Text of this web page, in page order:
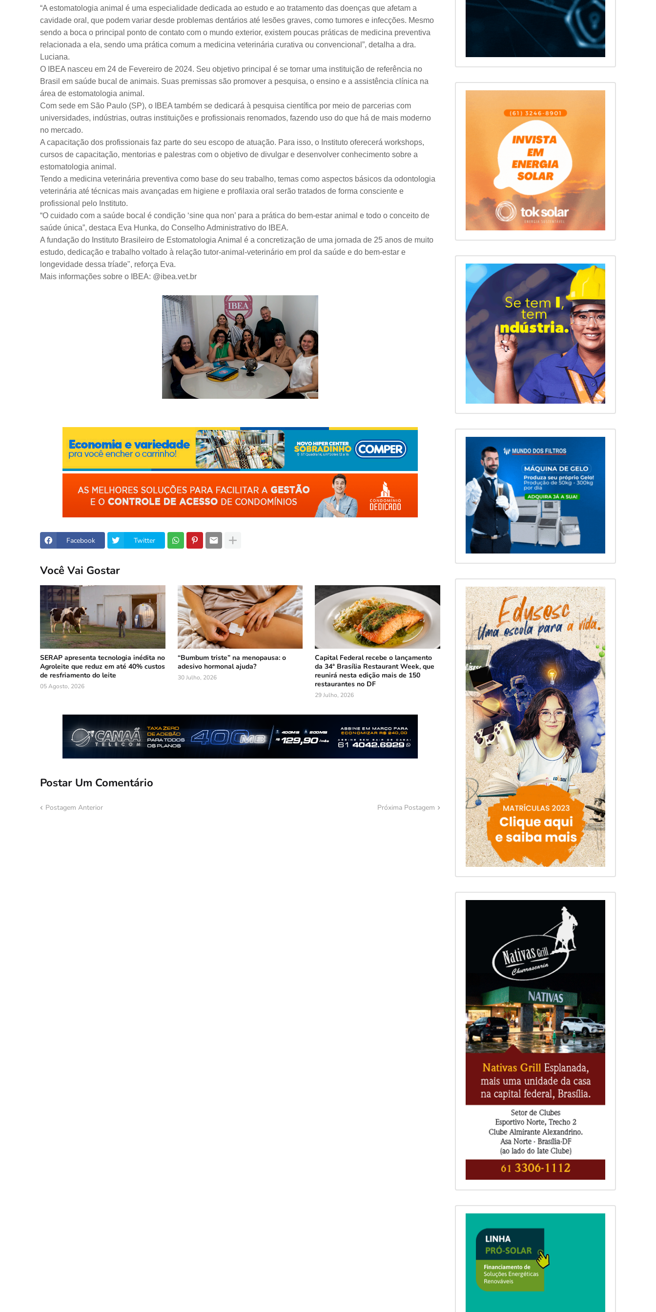
“A estomatologia animal é uma especialidade dedicada ao estudo e ao tratamento das doenças que afetam a
cavidade oral, que podem variar desde problemas dentários até lesões graves, como tumores e infecções. Mesmo
sendo a boca o principal ponto de contato com o mundo exterior, existem poucas práticas de medicina preventiva
relacionada a ela, sendo uma prática comum a medicina veterinária curativa ou convencional”, detalha a dra.
Luciana.
O IBEA nasceu em 24 de Fevereiro de 2024. Seu objetivo principal é se tornar uma instituição de referência no
Brasil em saúde bucal de animais. Suas premissas são promover a pesquisa, o ensino e a assistência clínica na
área de estomatologia animal.
Com sede em São Paulo (SP), o IBEA também se dedicará à pesquisa científica por meio de parcerias com
universidades, indústrias, outras instituições e profissionais renomados, fazendo uso do que há de mais moderno
no mercado.
A capacitação dos profissionais faz parte do seu escopo de atuação. Para isso, o Instituto oferecerá workshops,
cursos de capacitação, mentorias e palestras com o objetivo de divulgar e desenvolver conhecimento sobre a
estomatologia animal.
Tendo a medicina veterinária preventiva como base do seu trabalho, temas como aspectos básicos da odontologia
veterinária até técnicas mais avançadas em higiene e profilaxia oral serão tratados de forma consciente e
profissional pelo Instituto.
“O cuidado com a saúde bocal é condição ‘sine qua non’ para a prática do bem-estar animal e todo o conceito de
saúde única”, destaca Eva Hunka, do Conselho Administrativo do IBEA.
A fundação do Instituto Brasileiro de Estomatologia Animal é a concretização de uma jornada de 25 anos de muito
estudo, dedicação e trabalho voltado à relação tutor-animal-veterinário em prol da saúde e do bem-estar e
longevidade dessa tríade", reforça Eva.
Mais informações sobre o IBEA: @ibea.vet.br
Facebook Twitter
Você Vai Gostar
SERAP apresenta tecnologia inédita no
Agroleite que reduz em até 40% custos
de resfriamento do leite
05 Agosto, 2026
“Bumbum triste” na menopausa: o
adesivo hormonal ajuda?
30 Julho, 2026
Capital Federal recebe o lançamento
da 34ª Brasília Restaurant Week, que
reunirá nesta edição mais de 150
restaurantes no DF
29 Julho, 2026
Postar Um Comentário
Postagem Anterior Próxima Postagem